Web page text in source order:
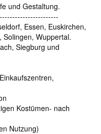
und Gestaltung.
Essen, Euskirchen,
Solingen, Wuppertal.
Siegburg und
Kostümen- nach
Nutzung)